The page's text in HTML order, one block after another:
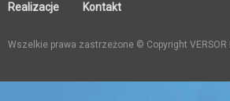
Realizacje Kontakt
Wszelkie prawa zastrzeżone © Copyright